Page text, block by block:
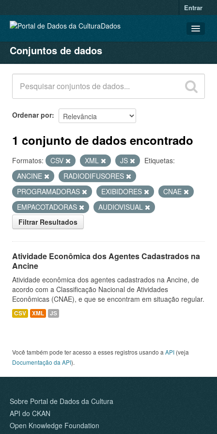
Entrar
CONJUNTOS DE DADOS
ORGANIZAÇÕES
GRUPOS
SOBRE
Conjuntos de dados
Ordenar por
1 conjunto de dados encontrado
Formatos: CSV XML JS
Etiquetas:
ANCINE
RADIODIFUSORES
PROGRAMADORAS
EXIBIDORES
CNAE
EMPACOTADORAS
AUDIOVISUAL
Filtrar Resultados
Atividade Econômica dos Agentes Cadastrados na
Ancine
Atividade econômica dos agentes cadastrados na Ancine, de
acordo com a Classificação Nacional de Atividades
Econômicas (CNAE), e que se encontram em situação regular.
CSV XML JS
Você também pode ter acesso a esses registros usando a API (veja
Documentação da API).
Sobre Portal de Dados da Cultura
API do CKAN
Open Knowledge Foundation